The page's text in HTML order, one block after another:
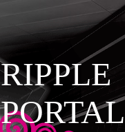
RIPPLE
PORTAL